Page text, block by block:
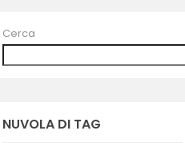
Cerca
NUVOLA DI TAG